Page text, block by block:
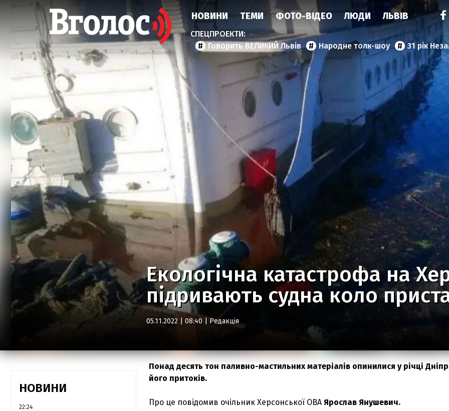
НОВИНИ ТЕМИ ФОТО-ВІДЕО ЛЮДИ ЛЬВІВ
Говорить ВЕЛИКИЙ Львів Народне толк-шоу 31 рік
Екологічна катастрофа на
підривають судна коло
05.11.2022 | 08:40 | Редакція
НОВИНИ
22:24
Понад десять тон паливно-мастильних матеріалів опинилися у річці
його притоків.
Про це повідомив очільник Херсонської ОВА Ярослав Янушевич.